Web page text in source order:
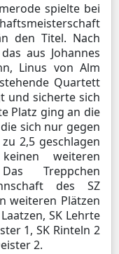
spielte bei
den Titel. Nach
aus Johannes
Linus von Alm
Quartett
und sicherte sich
Platz ging an die
sich nur gegen
2,5 geschlagen
weiteren
Treppchen
des SZ
weiteren Plätzen
SK Lehrte
1, SK Rinteln 2
2.